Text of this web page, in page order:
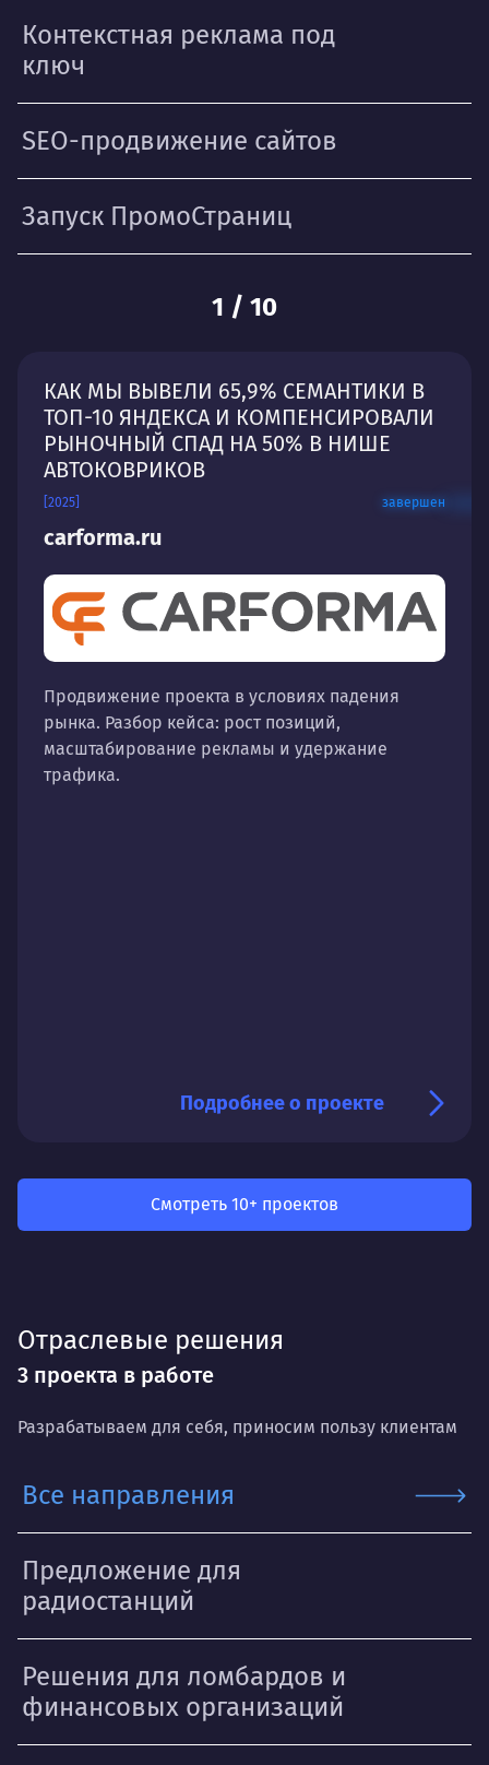
Контекстная реклама под
ключ
SEO-продвижение сайтов
Запуск ПромоСтраниц
1 / 10
КАК МЫ ВЫВЕЛИ 65,9% СЕМАНТИКИ В
ТОП-10 ЯНДЕКСА И КОМПЕНСИРОВАЛИ
РЫНОЧНЫЙ СПАД НА 50% В НИШЕ
АВТОКОВРИКОВ
[2025] завершен
carforma.ru
Продвижение проекта в условиях падения
рынка. Разбор кейса: рост позиций,
масштабирование рекламы и удержание
трафика.
Подробнее о проекте
Смотреть 10+ проектов
Отраслевые решения
3 проекта в работе
Разрабатываем для себя, приносим пользу клиентам
Все направления
Предложение для
радиостанций
Решения для ломбардов и
финансовых организаций